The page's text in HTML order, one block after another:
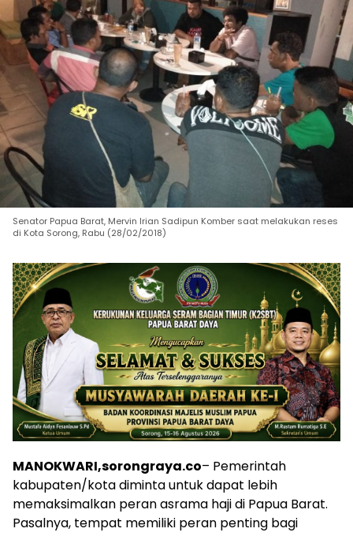
Senator Papua Barat, Mervin Irian Sadipun Komber saat melakukan reses
di Kota Sorong, Rabu (28/02/2018)
MANOKWARI,sorongraya.co– Pemerintah
kabupaten/kota diminta untuk dapat lebih
memaksimalkan peran asrama haji di Papua Barat.
Pasalnya, tempat memiliki peran penting bagi